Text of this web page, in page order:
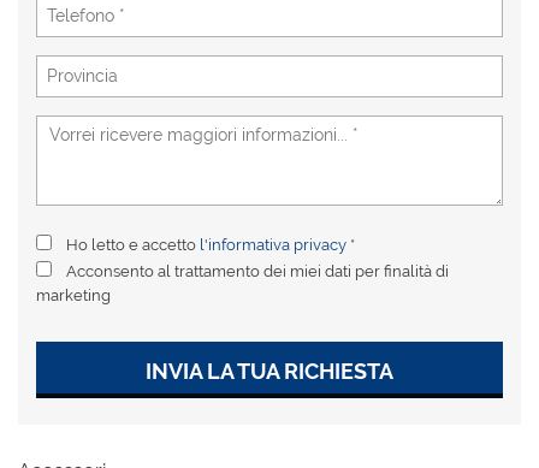
Ho letto e accetto l'informativa privacy *
Acconsento al trattamento dei miei dati per finalità di
marketing
INVIA LA TUA RICHIESTA
Cookie necessari
Cookie delle preferenze
Cookie per il miglioramento dell'esperienza utente
Cookie analitici
Leggi